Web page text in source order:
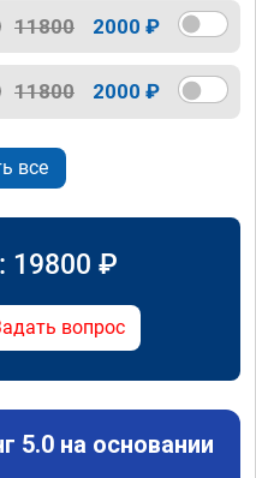
11800 2000 ₽
11800 2000 ₽
все
19800 ₽
вопрос
5.0 на основании